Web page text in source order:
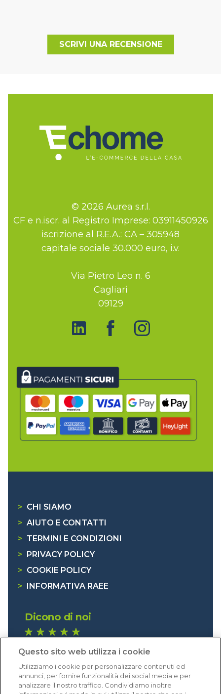
SCRIVI UNA RECENSIONE
© 2026 Aurea s.r.l.
CF e n.iscr. al Registro Imprese: 03911450926
iscrizione al R.E.A.: CA – 305948
capitale sociale 30.000 euro, i.v.
Via Pietro Leo n. 6
Cagliari
09129
> CHI SIAMO
> AIUTO E CONTATTI
> TERMINI E CONDIZIONI
>
PRIVACY POLICY
> COOKIE POLICY
>
INFORMATIVA RAEE
Dicono di noi
Eccellente (4,8)
Acquisti verificati
Questo sito web utilizza i cookie
Utilizziamo i cookie per personalizzare contenuti ed
annunci, per fornire funzionalità dei social media e per
analizzare il nostro traffico. Condividiamo inoltre